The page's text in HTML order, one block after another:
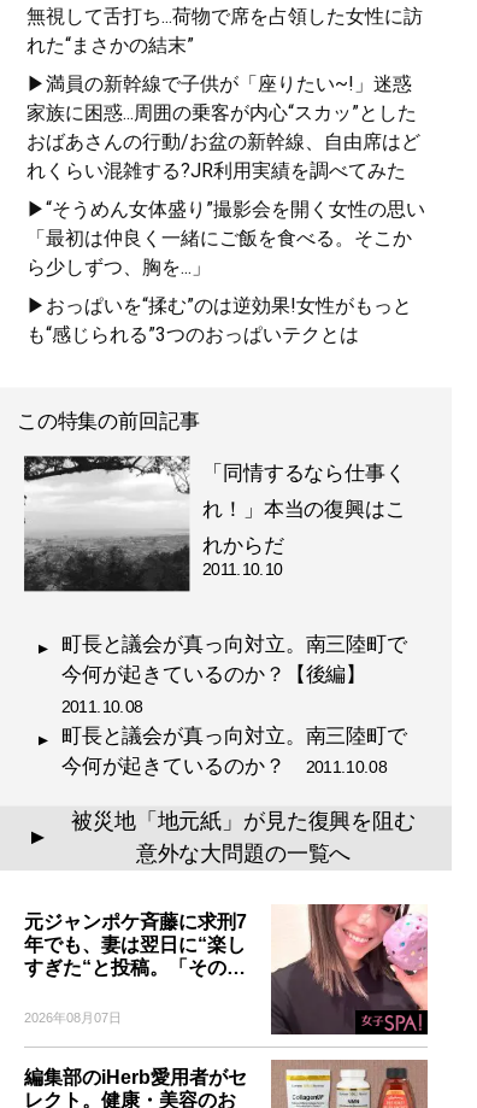
無視して舌打ち...荷物で席を占領した女性に訪
れた“まさかの結末”
▶満員の新幹線で子供が「座りたい~!」迷惑
家族に困惑...周囲の乗客が内心“スカッ”とした
おばあさんの行動/お盆の新幹線、自由席はど
れくらい混雑する?JR利用実績を調べてみた
▶“そうめん女体盛り”撮影会を開く女性の思い
「最初は仲良く一緒にご飯を食べる。そこか
ら少しずつ、胸を...」
▶おっぱいを“揉む”のは逆効果!女性がもっと
も“感じられる”3つのおっぱいテクとは
この特集の前回記事
「同情するなら仕事く
れ！」本当の復興はこ
れからだ
2011.10.10
町長と議会が真っ向対立。南三陸町で
今何が起きているのか？【後編】
2011.10.08
町長と議会が真っ向対立。南三陸町で
今何が起きているのか？ 2011.10.08
▲
被災地「地元紙」が見た復興を阻む
意外な大問題の一覧へ
元ジャンポケ斉藤に求刑7
年でも、妻は翌日に“楽し
すぎた“と投稿。「その…
2026年08月07日
編集部のiHerb愛用者がセ
レクト。健康・美容のお